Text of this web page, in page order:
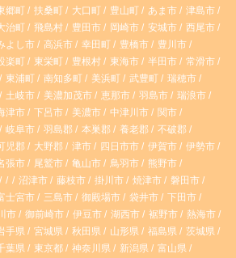
g
r
a
m
k
郷町 扶桑町 大口町 豊山町 あま市
津島市
治町 飛島村 豊田市 岡崎市 安城市
西尾市
よし市 高浜市 幸田町 豊橋市
豊川市
楽町 東栄町 豊根村 東海市 半田市
常滑市
東浦町 南知多町 美浜町 武豊町
瑞穂市
土岐市 美濃加茂市 恵那市 羽島市
瑞浪市
津市 下呂市 美濃市 中津川市
関市
岐阜市 羽島郡 本巣郡 養老郡
不破郡
児郡 大野郡 津市 四日市市 伊賀市
伊勢市
張市 尾鷲市 亀山市 鳥羽市
熊野市
沼津市 藤枝市 掛川市 焼津市
磐田市
士宮市 三島市 御殿場市 袋井市
下田市
市 御前崎市 伊豆市 湖西市 裾野市
熱海市
手県 宮城県 秋田県 山形県 福島県
茨城県
葉県 東京都 神奈川県 新潟県
富山県